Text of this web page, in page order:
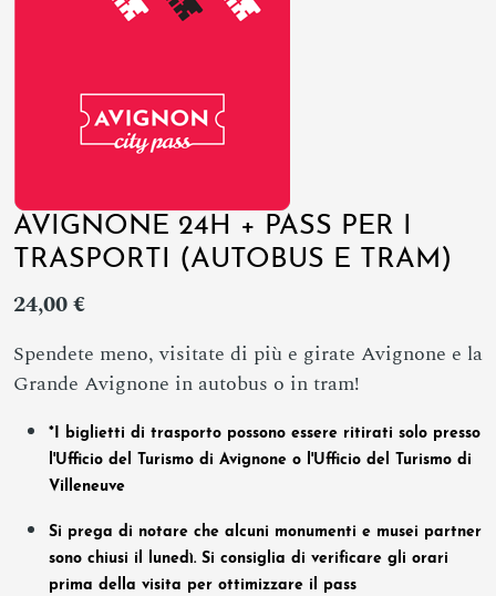
AVIGNONE 24H + PASS PER I
TRASPORTI (AUTOBUS E TRAM)
24,00 €
Spendete meno, visitate di più e girate Avignone e la
Grande Avignone in autobus o in tram!
*I biglietti di trasporto possono essere ritirati solo presso
l'Ufficio del Turismo di Avignone o l'Ufficio del Turismo di
Villeneuve
Si prega di notare che alcuni monumenti e musei partner
sono chiusi il lunedì. Si consiglia di verificare gli orari
prima della visita per ottimizzare il pass